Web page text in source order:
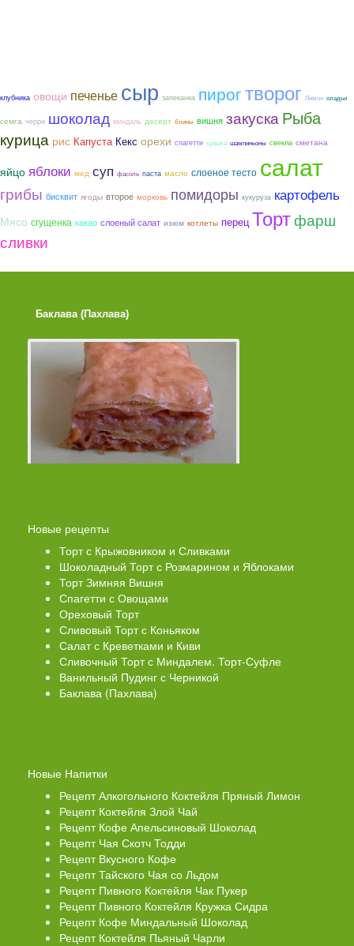
клубника овощи печенье сыр запеканка пирогтворог Лимон оладьи
семга черри шоколад миндаль десерт блины вишня закускаРыба
курица рис Капуста Кекс орехи спагетти крошка шампиньоны свекла сметана
яйцо яблоки мед суп фасоль паста масло слоеное тесто салат
грибы бисквит ягоды второе морковь помидоры кукуруза картофель
Мясо сгущенка какао слоеный салат изюм котлеты перец Тортфарш
сливки
Лимонные Кексики с Сахарной
Новые рецепты
Торт с Крыжовником и Сливками
Шоколадный Торт с Розмарином и Яблоками
Торт Зимняя Вишня
Спагетти с Овощами
Ореховый Торт
Сливовый Торт с Коньяком
Салат с Креветками и Киви
Сливочный Торт с Миндалем. Торт-Суфле
Ванильный Пудинг с Черникой
Баклава (Пахлава)
Новые Напитки
Рецепт Алкогольного Коктейля Пряный Лимон
Рецепт Коктейля Злой Чай
Рецепт Кофе Апельсиновый Шоколад
Рецепт Чая Скотч Тодди
Рецепт Вкусного Кофе
Рецепт Тайского Чая со Льдом
Рецепт Пивного Коктейля Чак Пукер
Рецепт Пивного Коктейля Кружка Сидра
Рецепт Кофе Миндальный Шоколад
Рецепт Коктейля Пьяный Чарли